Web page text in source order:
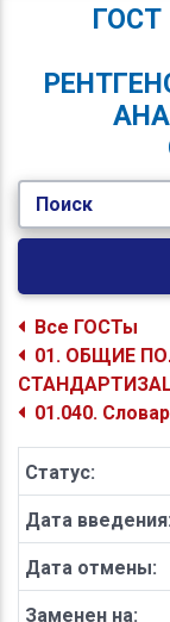
ГОСТ
Поиск
Все ГОСТы
01. ОБЩИЕ
01.040.
Статус:
Дата введения:
Дата отмены:
Заменен на: